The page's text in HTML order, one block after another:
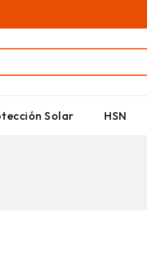
Solar HSN